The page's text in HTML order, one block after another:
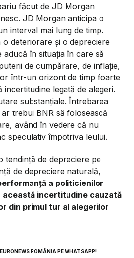
făcut de JD Morgan
JD Morgan anticipa o
interval mai lung de timp.
o deteriorare și o depreciere
aducă în situația în care să
de cumpărare, de inflație,
într-un orizont de timp foarte
incertitudine legată de alegeri.
substanțiale. Întrebarea
trebui BNR să folosească
având în vedere că nu
speculativ împotriva leului.
tendință de depreciere pe
de depreciere naturală,
a politicienilor
această incertitudine cauzată
din primul tur al alegerilor
ROMÂNIA PE WHATSAPP!